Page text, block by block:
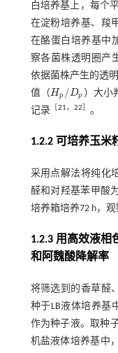
白培养基上，每个
在淀粉培养基、羧
在酪蛋白培养基中
察各菌株透明圈产
依据菌株产生的透
值（Hp /Dp
Hp/Dp
）大小
记录［ 21， 22 。
1.2.2 可培养玉米
采用点解法将纯化
醛和对羟基苯甲酸
培养箱培养72 h，观
1.2.3 用高效液相
和阿魏酸降解率
将筛选到的香草醛
种于LB液体培养基
作为种子液。取种
机盐液体培养基中